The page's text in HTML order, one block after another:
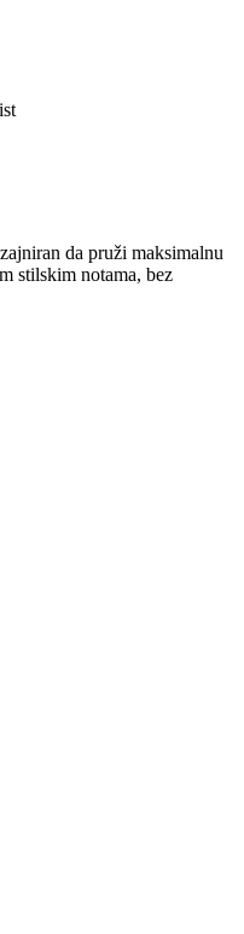
da pruži maksimalnu
stilskim notama, bez